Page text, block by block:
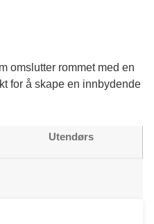
omslutter rommet med en
for å skape en innbydende
Utendørs